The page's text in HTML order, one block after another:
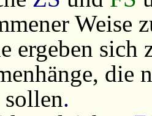
Weise
ergeben sich
die
.